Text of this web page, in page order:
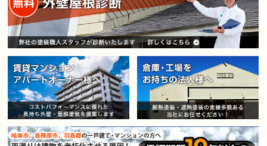
賃貸マンション・アパートオー